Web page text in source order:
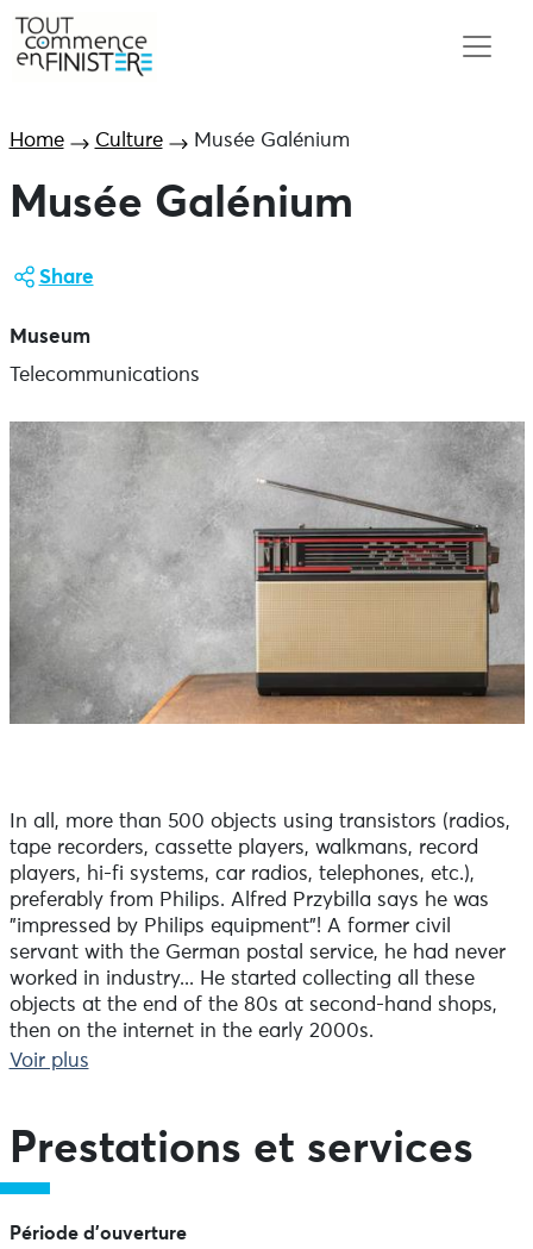
Home Culture Musée Galénium
Musée Galénium
Share
Museum
Telecommunications
In all, more than 500 objects using transistors (radios,
tape recorders, cassette players, walkmans, record
players, hi-fi systems, car radios, telephones, etc.),
preferably from Philips. Alfred Przybilla says he was
"impressed by Philips equipment"! A former civil
servant with the German postal service, he had never
worked in industry... He started collecting all these
objects at the end of the 80s at second-hand shops,
then on the internet in the early 2000s.
Voir plus
Prestations et services
Période d'ouverture